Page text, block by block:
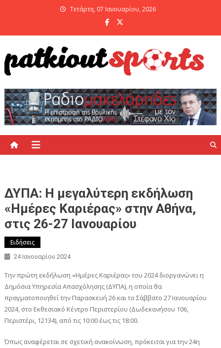
Τετάρτη, 07 Ιανουαρίου, 2026
ΔΥΠΑ: Η μεγαλύτερη εκδήλωση
«Ημέρες Καριέρας» στην Αθήνα,
στις 26-27 Ιανουαρίου
Ειδήσεις
24 Ιανουαρίου 2024
Την πρώτη εκδήλωση «Ημέρες Καριέρας» του 2024 διοργανώνει η
Δημόσια Υπηρεσία Απασχόλησης (ΔΥΠΑ), η οποία θα
πραγματοποιηθεί την Παρασκευή 26 και το Σάββατο 27 Ιανουαρίου
2024, στο Εκθεσιακό Κέντρο Περιστερίου (Δωδεκανήσου 106,
Περιστέρι, 12134), από τις 10:00 έως τις 18:00.
Όπως αναφέρεται σε σχετική ανακοίνωση, πρόκειται για την 24η